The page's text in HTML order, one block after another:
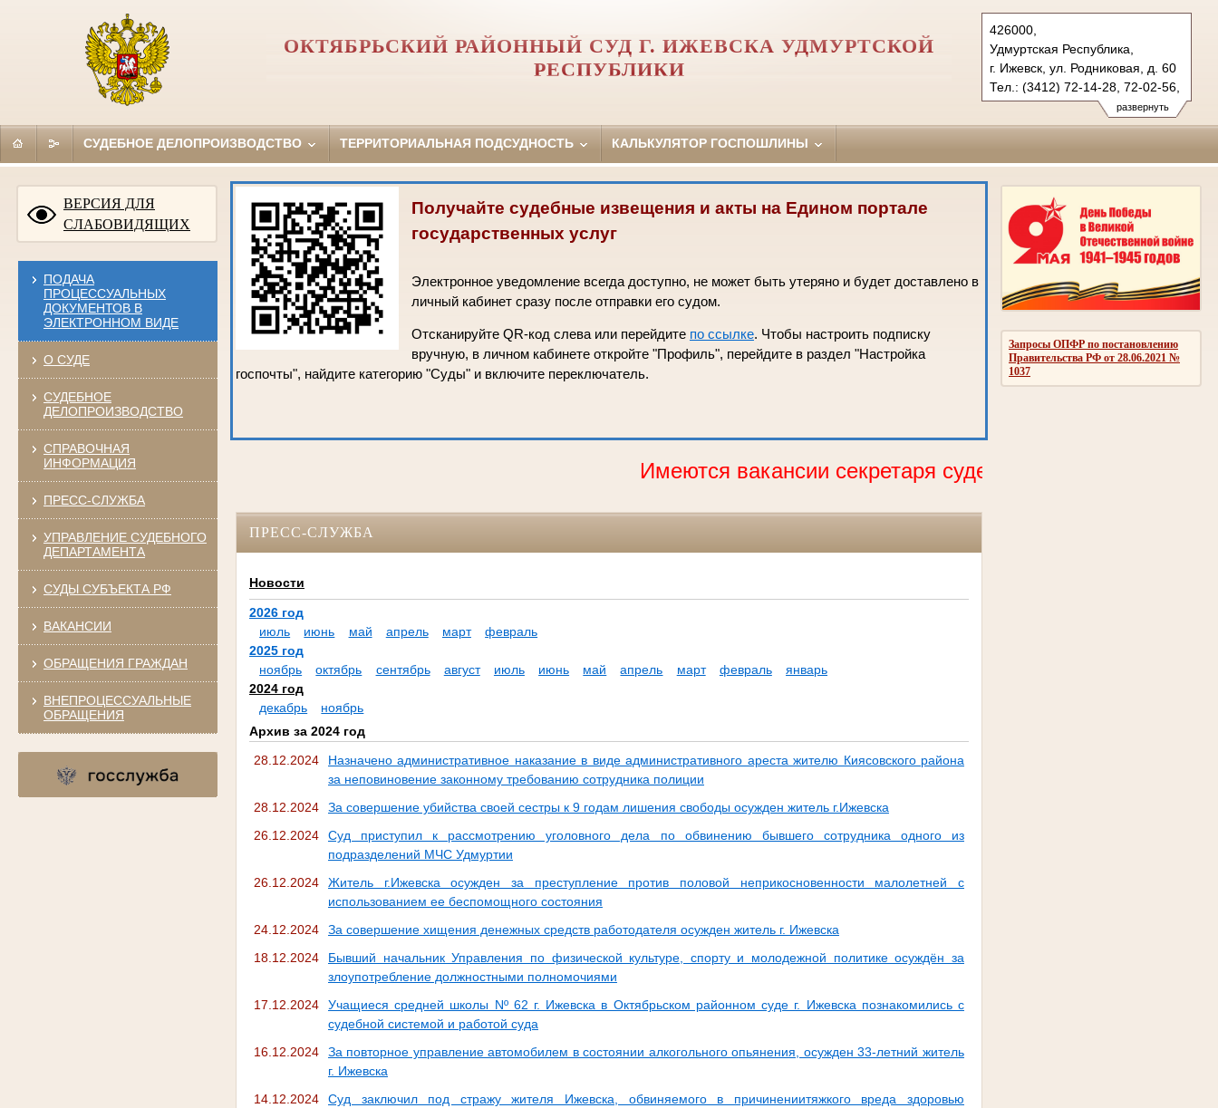
развернуть
426000,
Удмуртская Республика,
г. Ижевск, ул. Родниковая, д. 60
Тел.: (3412) 72-14-28, 72-02-56,
72-07-87
oktjabrsky.udm@sudrf.ru
ОКТЯБРЬСКИЙ РАЙОННЫЙ СУД Г. ИЖЕВСКА УДМУРТСКОЙ
РЕСПУБЛИКИ
СУДЕБНОЕ ДЕЛОПРОИЗВОДСТВО ТЕРРИТОРИАЛЬНАЯ ПОДСУДНОСТЬ КАЛЬКУЛЯТОР ГОСПОШЛИНЫ
ВЕРСИЯ ДЛЯ
СЛАБОВИДЯЩИХ
ПОДАЧА
ПРОЦЕССУАЛЬНЫХ
ДОКУМЕНТОВ В
ЭЛЕКТРОННОМ ВИДЕ
О СУДЕ
СУДЕБНОЕ
ДЕЛОПРОИЗВОДСТВО
СПРАВОЧНАЯ
ИНФОРМАЦИЯ
ПРЕСС-СЛУЖБА
УПРАВЛЕНИЕ СУДЕБНОГО
ДЕПАРТАМЕНТА
СУДЫ СУБЪЕКТА РФ
ВАКАНСИИ
ОБРАЩЕНИЯ ГРАЖДАН
ВНЕПРОЦЕССУАЛЬНЫЕ
ОБРАЩЕНИЯ
Запросы ОПФР по постановлению
Правительства РФ от 28.06.2021 №
1037
Получайте судебные извещения и акты на Едином портале
государственных услуг
Электронное уведомление всегда доступно, не может быть утеряно и будет доставлено в
личный кабинет сразу после отправки его судом.
Отсканируйте QR-код слева или перейдите по ссылке. Чтобы настроить подписку
вручную, в личном кабинете откройте "Профиль", перейдите в раздел "Настройка
госпочты", найдите категорию "Суды" и включите переключатель.
Имеются вакансии секретаря судебного заседания,
ПРЕСС-СЛУЖБА
Новости
2026 год
июль
июнь май апрель март
февраль
2025 год
ноябрь
октябрь сентябрь август июль июнь май апрель март февраль
январь
2024 год
декабрь
ноябрь
Архив за 2024 год
28.12.2024
Назначено административное наказание в виде административного ареста жителю Киясовского района
за неповиновение законному требованию сотрудника полиции
28.12.2024
За совершение убийства своей сестры к 9 годам лишения свободы осужден житель г.Ижевска
26.12.2024
Суд приступил к рассмотрению уголовного дела по обвинению бывшего сотрудника одного из
подразделений МЧС Удмуртии
26.12.2024
Житель г.Ижевска осужден за преступление против половой неприкосновенности малолетней с
использованием ее беспомощного состояния
24.12.2024
За совершение хищения денежных средств работодателя осужден житель г. Ижевска
18.12.2024
Бывший начальник Управления по физической культуре, спорту и молодежной политике осуждён за
злоупотребление должностными полномочиями
17.12.2024
Учащиеся средней школы Nº 62 г. Ижевска в Октябрьском районном суде г. Ижевска познакомились с
судебной системой и работой суда
16.12.2024
За повторное управление автомобилем в состоянии алкогольного опьянения, осужден 33-летний житель
г. Ижевска
14.12.2024
Суд заключил под стражу жителя Ижевска, обвиняемого в причинениитяжкого вреда здоровью